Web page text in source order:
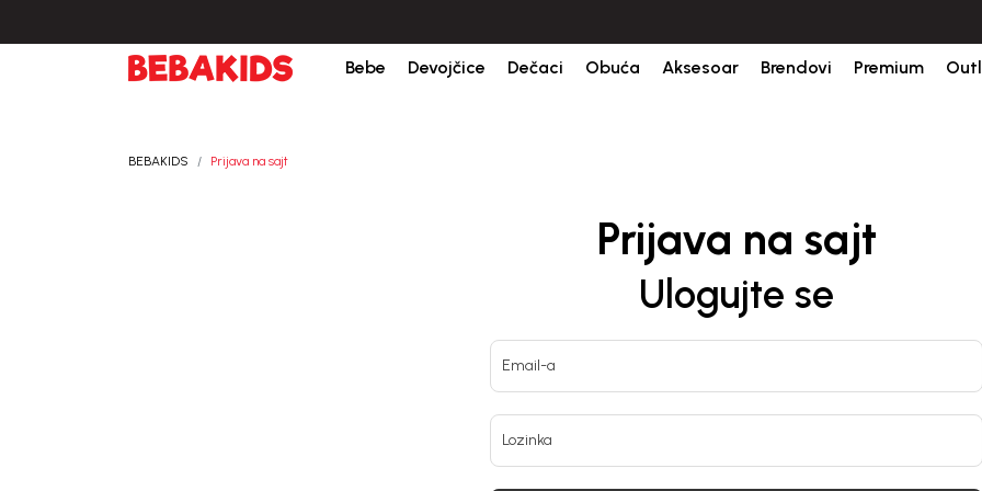
Bebe Devojčice Dečaci Obuća Aksesoar Brendovi Premium
BEBAKIDS Prijava na sajt
Prijava na sajt
Ulogujte se
Email-a
Lozinka